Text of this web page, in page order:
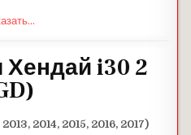
Хендай i30 2
2014, 2015, 2016, 2017)